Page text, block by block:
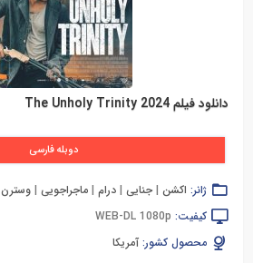
دانلود فیلم The Unholy Trinity 2024
دوبله فارسی
ژانر: اکشن | جنایی | درام | ماجراجویی | وسترن
کیفیت: WEB-DL 1080p
محصول کشور: آمریکا